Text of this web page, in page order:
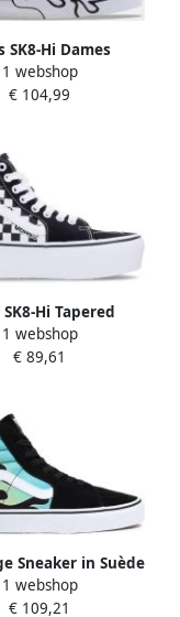
SK8-Hi Dames
Zwart Maat: 36.5
Foot Locker
1 webshop
€ 104,99
Hi Tapered
Zwart Wit
1 webshop
€ 89,61
Sneaker in Suède
Multicolor
1 webshop
€ 109,21